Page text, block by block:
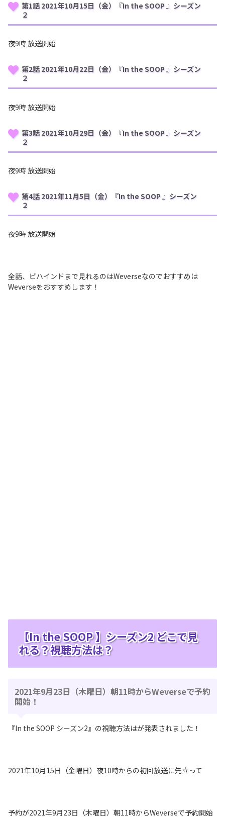
第1話 2021年10月15日（金）『In the SOOP 』シーズン
２
夜9時 放送開始
第2話 2021年10月22日（金）『In the SOOP 』シーズン
２
夜9時 放送開始
第3話 2021年10月29日（金）『In the SOOP 』シーズン
２
夜9時 放送開始
第4話 2021年11月5日（金）『In the SOOP 』シーズン
２
夜9時 放送開始
全話、ビハインドまで見れるのはWeverseなのでおすすめは
Weverseをおすすめします！
【In the SOOP 】シーズン2 どこで見
れる？視聴方法は？
2021年9月23日（木曜日）朝11時からWeverseで予約
開始！
『In the SOOP シーズン2』の視聴方法はが発表されました！
2021年10月15日（金曜日）夜10時からの初回放送に先立って
予約が2021年9月23日（木曜日）朝11時からWeverseで予約開始